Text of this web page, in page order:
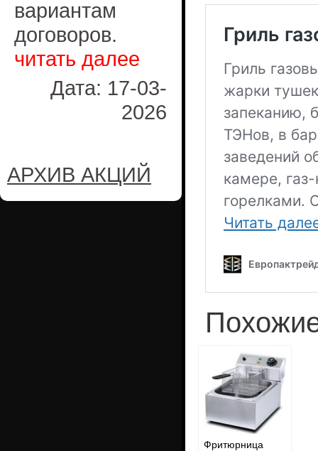
вариантам
договоров.
читать далее
Дата: 17-03-
2026
АРХИВ АКЦИЙ
Фритюрница